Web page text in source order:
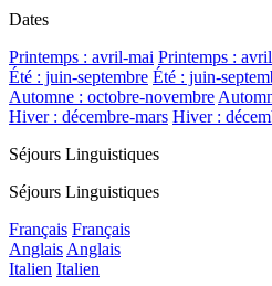
Dates
Printemps : avril-mai Printemps :
Été : juin-septembre Été : juin-
Automne : octobre-novembre
Hiver : décembre-mars Hiver :
Séjours Linguistiques
Séjours Linguistiques
Français Français
Anglais Anglais
Italien Italien